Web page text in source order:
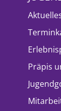
Präpis